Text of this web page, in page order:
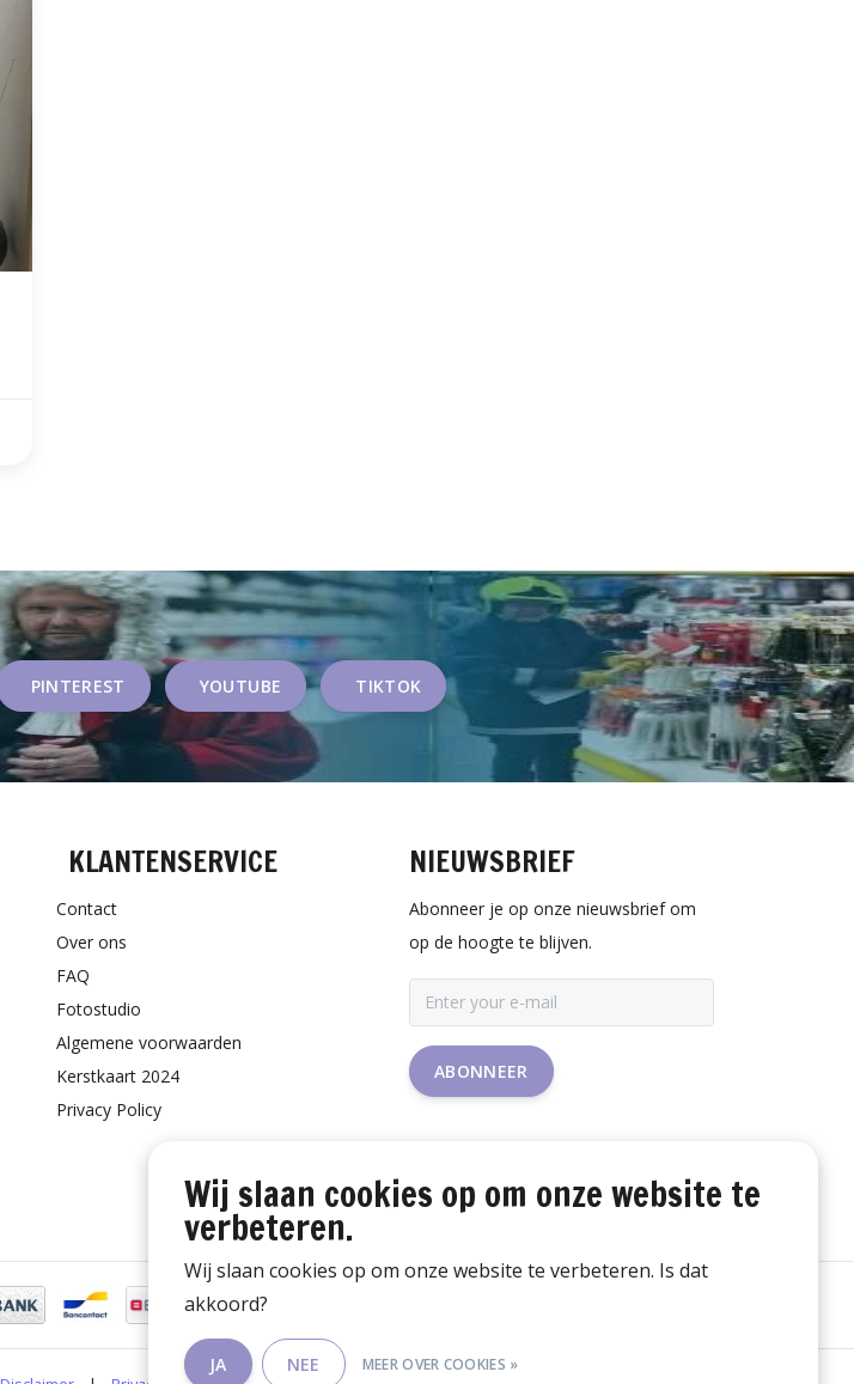
PINTEREST YOUTUBE TIKTOK
KLANTENSERVICE
Contact
Over ons
FAQ
Fotostudio
Algemene voorwaarden
Kerstkaart 2024
Privacy Policy
NIEUWSBRIEF
Abonneer je op onze nieuwsbrief om
op de hoogte te blijven.
ABONNEER
Wij slaan cookies op om onze website te
verbeteren.
Wij slaan cookies op om onze website te verbeteren. Is dat
akkoord?
JA NEE MEER OVER COOKIES »